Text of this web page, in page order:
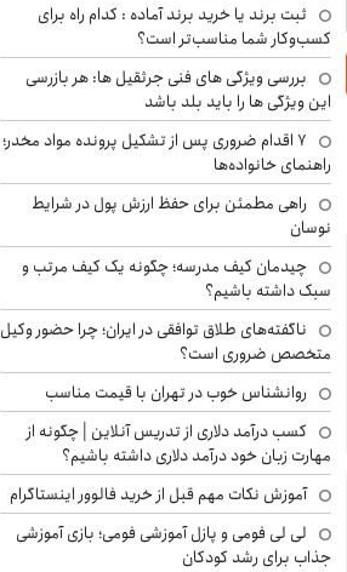
ثبت برند یا خرید برند آماده : کدام راه برای
کسب‌وکار شما مناسب‌تر است؟
بررسی ویژگی های فنی جرثقیل ها: هر بازرسی
این ویژگی ها را باید بلد باشد
۷ اقدام ضروری پس از تشکیل پرونده مواد مخدر؛
راهنمای خانواده‌ها
راهی مطمئن برای حفظ ارزش پول در شرایط
نوسان
چیدمان کیف مدرسه؛ چگونه یک کیف مرتب و
سبک داشته باشیم؟
ناگفته‌های طلاق توافقی در ایران؛ چرا حضور وکیل
متخصص ضروری است؟
روانشناس خوب در تهران با قیمت مناسب
کسب درآمد دلاری از تدریس آنلاین | چگونه از
مهارت زبان خود درآمد دلاری داشته باشیم؟
آموزش نکات مهم قبل از خرید فالوور اینستاگرام
لی لی فومی و پازل آموزشی فومی؛ بازی آموزشی
جذاب برای رشد کودکان